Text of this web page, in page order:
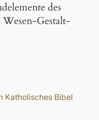
des
Wesen-Gestalt-
Katholisches Bibel